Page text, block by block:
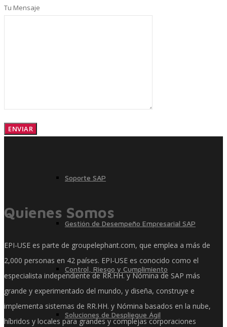
Soporte SAP
Gestión de Desempeño Empresarial SAP
Control, Riesgo y Cumplimiento
Soluciones de Despliegue Ágil
Tu Mensaje
Quienes Somos
EPI-USE es parte de groupelephant.com, que emplea a más de
2,000 personas en 42 países. EPI-USE es conocido como el
especialista independiente de RR.HH. y Nómina de SAP más
grande y experimentado del mundo, y diseña, construye e
implementa sistemas de RR.HH. y Nómina basados ​​en la nube,
híbridos y locales para grandes y complejas corporaciones